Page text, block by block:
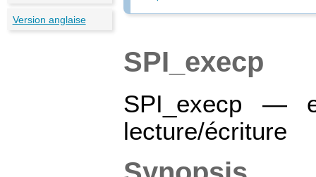
Version anglaise
SPI_execp
SPI_execp —
lecture/écriture